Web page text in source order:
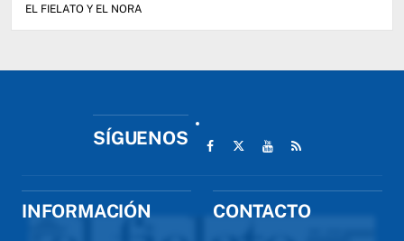
EL FIELATO Y EL NORA
SÍGUENOS
INFORMACIÓN CONTACTO